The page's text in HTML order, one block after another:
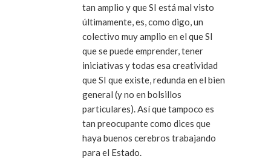
tan amplio y que SI está mal visto
últimamente, es, como digo, un
colectivo muy amplio en el que SI
que se puede emprender, tener
iniciativas y todas esa creatividad
que SI que existe, redunda en el bien
general (y no en bolsillos
particulares). Así que tampoco es
tan preocupante como dices que
haya buenos cerebros trabajando
para el Estado.